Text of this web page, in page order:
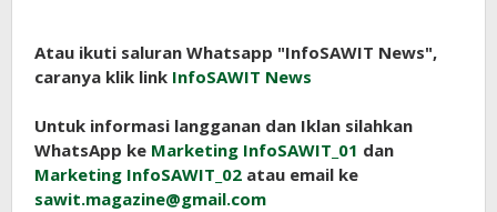
Atau ikuti saluran Whatsapp "InfoSAWIT News",
caranya klik link InfoSAWIT News
Untuk informasi langganan dan Iklan silahkan
WhatsApp ke Marketing InfoSAWIT_01 dan
Marketing InfoSAWIT_02 atau email ke
sawit.magazine@gmail.com